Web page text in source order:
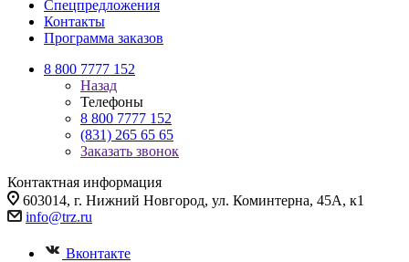
Спецпредложения
Контакты
Программа заказов
8 800 7777 152
Назад
Телефоны
8 800 7777 152
(831) 265 65 65
Заказать звонок
Контактная информация
603014, г. Нижний Новгород, ул. Коминтерна, 45А, к1
info@trz.ru
Вконтакте